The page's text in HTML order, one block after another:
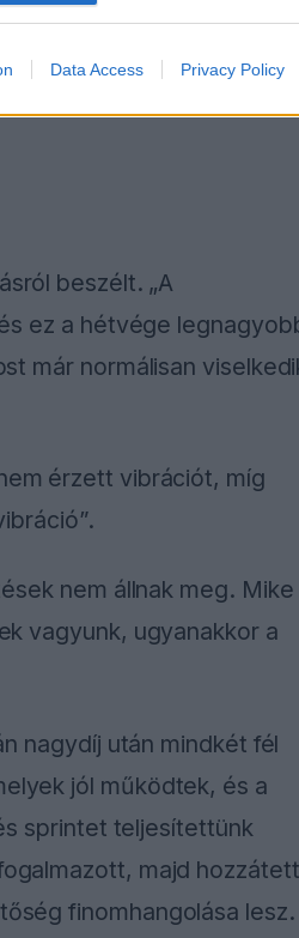
Data Access Privacy Policy
beszélt. „A
ez a hétvége
már normálisan
érzett vibrációt, míg
nem állnak meg. Mike
vagyunk, ugyanakkor a
nagydíj után mindkét fél
jól működtek, és a
sprintet teljesítettünk
majd
finomhangolása lesz.